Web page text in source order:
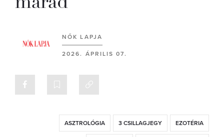
NŐK LAPJA
2026. ÁPRILIS 07.
ASZTROLÓGIA 3 CSILLAGJEGY EZOTÉRIA